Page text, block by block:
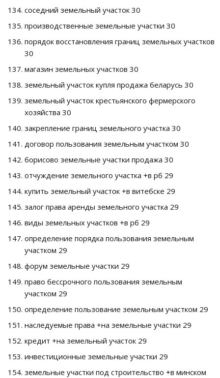
соседний земельный участок 30
производственные земельные участки 30
порядок восстановления границ земельных участков
30
магазин земельных участков 30
земельный участок купля продажа беларусь 30
земельный участок крестьянского фермерского
хозяйства 30
закрепление границ земельного участка 30
договор пользования земельным участком 30
борисово земельные участки продажа 30
отчуждение земельного участка +в рб 29
купить земельный участок +в витебске 29
залог права аренды земельного участка 29
виды земельных участков +в рб 29
определение порядка пользования земельным
участком 29
форум земельные участки 29
право бессрочного пользования земельным
участком 29
определение пользование земельным участком 29
наследуемые права +на земельные участки 29
кредит +на земельный участок 29
инвестиционные земельные участки 29
земельные участки под строительство +в минском